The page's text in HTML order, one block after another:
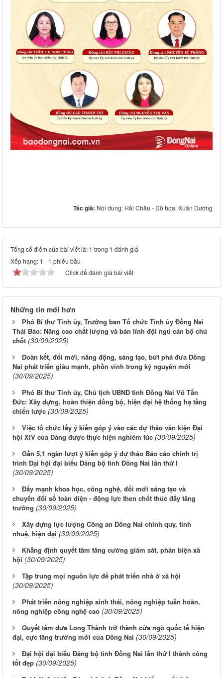
Tác giả: Nội dung: Hải Châu - Đồ họa: Xuân Dương
Tổng số điểm của bài viết là: 1 trong 1 đánh giá
Xếp hạng: 1 - 1 phiếu bầu
Click để đánh giá bài viết
Những tin mới hơn
Phó Bí thư Tỉnh ủy, Trưởng ban Tổ chức Tỉnh ủy Đồng Nai
Thái Bảo: Nâng cao chất lượng và bản lĩnh đội ngũ cán bộ chủ
chốt (30/09/2025)
Đoàn kết, đổi mới, năng động, sáng tạo, bứt phá đưa Đồng
Nai phát triển giàu mạnh, phồn vinh trong kỷ nguyên mới
(30/09/2025)
Phó Bí thư Tỉnh ủy, Chủ tịch UBND tỉnh Đồng Nai Võ Tấn
Đức: Xây dựng, hoàn thiện đồng bộ, hiện đại hệ thống hạ tầng
chiến lược (30/09/2025)
Việc tổ chức lấy ý kiến góp ý vào các dự thảo văn kiện Đại
hội XIV của Đảng được thực hiện nghiêm túc (30/09/2025)
Gần 5,1 ngàn lượt ý kiến góp ý dự thảo Báo cáo chính trị
trình Đại hội đại biểu Đảng bộ tỉnh Đồng Nai lần thứ I
(30/09/2025)
Đẩy mạnh khoa học, công nghệ, đổi mới sáng tạo và
chuyển đổi số toàn diện - động lực then chốt thúc đẩy tăng
trưởng (30/09/2025)
Xây dựng lực lượng Công an Đồng Nai chính quy, tinh
nhuệ, hiện đại (30/09/2025)
Khẳng định quyết tâm tăng cường giám sát, phản biện xã
hội (30/09/2025)
Tập trung mọi nguồn lực để phát triển nhà ở xã hội
(30/09/2025)
Phát triển nông nghiệp sinh thái, nông nghiệp tuần hoàn,
nông nghiệp công nghệ cao (30/09/2025)
Quyết tâm đưa Long Thành trở thành cửa ngõ quốc tế hiện
đại, cực tăng trưởng mới của Đồng Nai (30/09/2025)
Đại hội đại biểu Đảng bộ tỉnh Đồng Nai lần thứ I thành công
tốt đẹp (30/09/2025)